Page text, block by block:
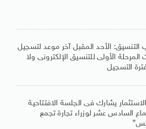
التنسيق: الأحد المقبل آخر موعد لتسجيل
المرحلة الأولى للتنسيق الإلكترونى ولا
التسجيل
يشارك فى الجلسة الافتتاحية
السادس عشر لوزراء تجارة تجمع